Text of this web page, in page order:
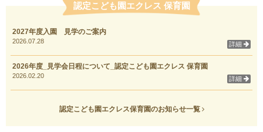
認定こども園エクレス 保育園
2027年度入園 見学のご案内
2026.07.28 詳細
2026年度_見学会日程について_認定こども園エクレス 保育園
2026.02.20 詳細
認定こども園エクレス保育園のお知らせ一覧